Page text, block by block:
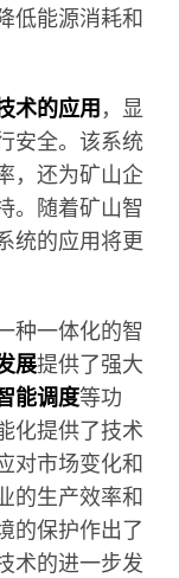
低能源消耗和
术的应用，显
安全。该系统
，还为矿山企
。随着矿山智
统的应用将更
种一体化的智
展提供了强大
能调度等功
化提供了技术
对市场变化和
的生产效率和
的保护作出了
术的进一步发